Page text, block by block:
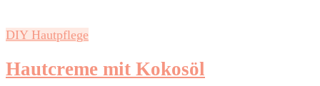
DIY Hautpflege
Hautcreme mit Kokosöl